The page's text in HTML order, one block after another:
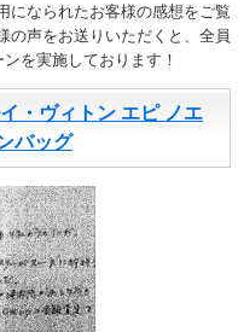
になられたお客様の感想をご覧
の声をお送りいただくと、全員
を実施しております！
・ヴィトン エピ ノエ
バッグ